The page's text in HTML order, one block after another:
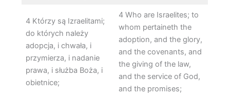
4 Którzy są Izraelitami;
do których należy
adopcja, i chwała, i
przymierza, i nadanie
prawa, i służba Boża, i
obietnice;
4 Who are Israelites; to
whom pertaineth the
adoption, and the glory,
and the covenants, and
the giving of the law,
and the service of God,
and the promises;